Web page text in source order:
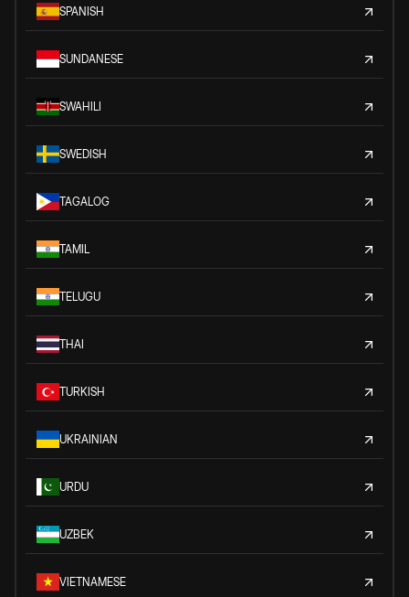
SPANISH
SUNDANESE
SWAHILI
SWEDISH
TAGALOG
TAMIL
TELUGU
THAI
TURKISH
UKRAINIAN
URDU
UZBEK
VIETNAMESE